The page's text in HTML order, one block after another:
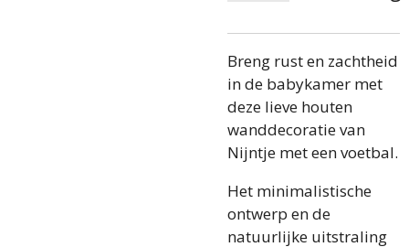
Breng rust en zachtheid
in de babykamer met
deze lieve houten
wanddecoratie van
Nijntje met een voetbal.
Het minimalistische
ontwerp en de
natuurlijke uitstraling